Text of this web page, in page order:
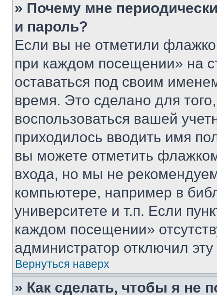
» Почему мне
и пароль?
Если вы не отметили
при каждом посещении» на
оставаться под своим
время. Это сделано для
воспользоваться вашей
приходилось вводить имя
вы можете отметить
входа, но мы не
компьютере, например в
университете и т.п. Если
каждом посещении»
администратор отключил
Вернуться наверх
» Как сделать, чтобы я не